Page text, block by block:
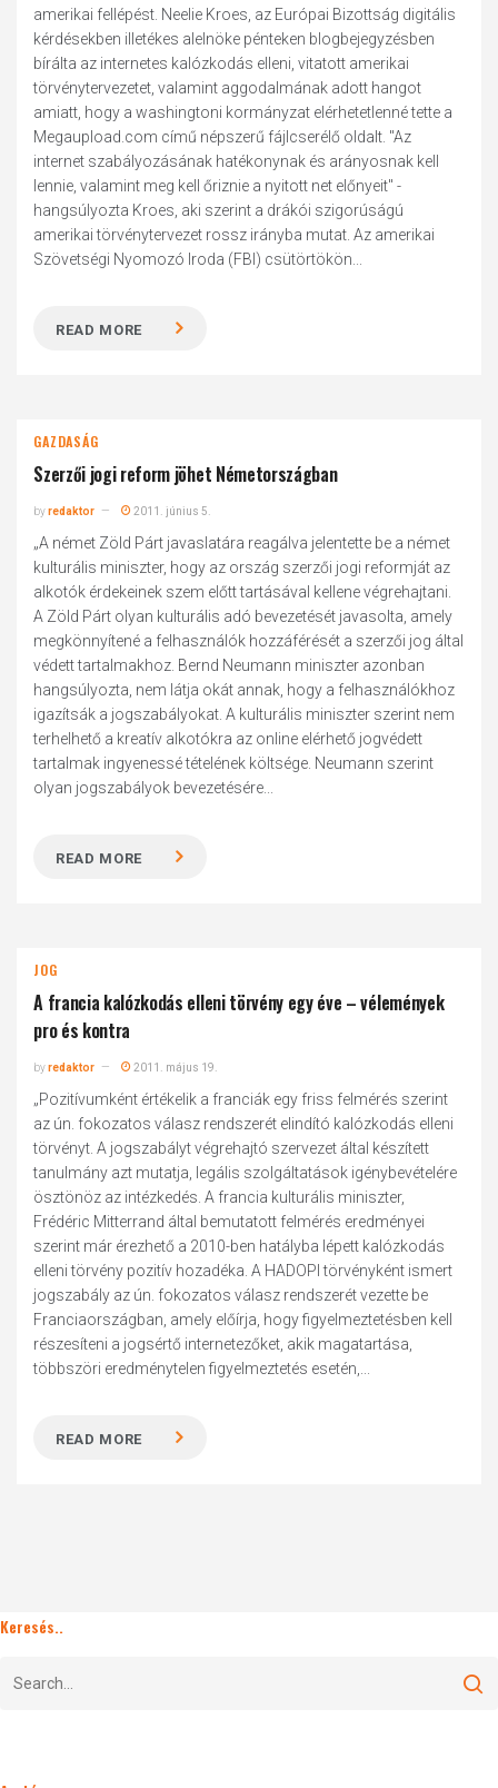
amerikai fellépést. Neelie Kroes, az Európai Bizottság digitális
kérdésekben illetékes alelnöke pénteken blogbejegyzésben
bírálta az internetes kalózkodás elleni, vitatott amerikai
törvénytervezetet, valamint aggodalmának adott hangot
amiatt, hogy a washingtoni kormányzat elérhetetlenné tette a
Megaupload.com című népszerű fájlcserélő oldalt. "Az
internet szabályozásának hatékonynak és arányosnak kell
lennie, valamint meg kell őriznie a nyitott net előnyeit" -
hangsúlyozta Kroes, aki szerint a drákói szigorúságú
amerikai törvénytervezet rossz irányba mutat. Az amerikai
Szövetségi Nyomozó Iroda (FBI) csütörtökön...
READ MORE
GAZDASÁG
Szerzői jogi reform jöhet Németországban
byredaktor 2011. június 5.
„A német Zöld Párt javaslatára reagálva jelentette be a német
kulturális miniszter, hogy az ország szerzői jogi reformját az
alkotók érdekeinek szem előtt tartásával kellene végrehajtani.
A Zöld Párt olyan kulturális adó bevezetését javasolta, amely
megkönnyítené a felhasználók hozzáférését a szerzői jog által
védett tartalmakhoz. Bernd Neumann miniszter azonban
hangsúlyozta, nem látja okát annak, hogy a felhasználókhoz
igazítsák a jogszabályokat. A kulturális miniszter szerint nem
terhelhető a kreatív alkotókra az online elérhető jogvédett
tartalmak ingyenessé tételének költsége. Neumann szerint
olyan jogszabályok bevezetésére...
READ MORE
JOG
A francia kalózkodás elleni törvény egy éve – vélemények
pro és kontra
byredaktor 2011. május 19.
„Pozitívumként értékelik a franciák egy friss felmérés szerint
az ún. fokozatos válasz rendszerét elindító kalózkodás elleni
törvényt. A jogszabályt végrehajtó szervezet által készített
tanulmány azt mutatja, legális szolgáltatások igénybevételére
ösztönöz az intézkedés. A francia kulturális miniszter,
Frédéric Mitterrand által bemutatott felmérés eredményei
szerint már érezhető a 2010-ben hatályba lépett kalózkodás
elleni törvény pozitív hozadéka. A HADOPI törvényként ismert
jogszabály az ún. fokozatos válasz rendszerét vezette be
Franciaországban, amely előírja, hogy figyelmeztetésben kell
részesíteni a jogsértő internetezőket, akik magatartása,
többszöri eredménytelen figyelmeztetés esetén,...
READ MORE
Keresés..